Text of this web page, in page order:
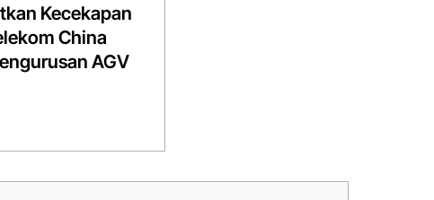
Kecekapan
China
AGV